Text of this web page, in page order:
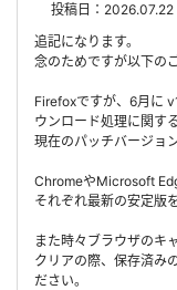
投稿日：2026.07.22
追記になります。
念のためですが以下の
Firefoxですが、6月に
ウンロード処理に関す
現在のパッチバージョ
ChromeやMicrosoft
それぞれ最新の安定版
また時々ブラウザのキ
クリアの際、保存済み
ださい。